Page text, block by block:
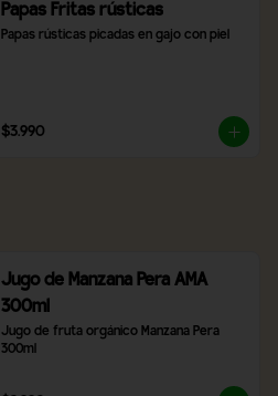
Papas Fritas rústicas
Papas rústicas picadas en gajo con piel
$3.990
Jugo de Manzana Pera AMA
300ml
Jugo de fruta orgánico Manzana Pera
300ml